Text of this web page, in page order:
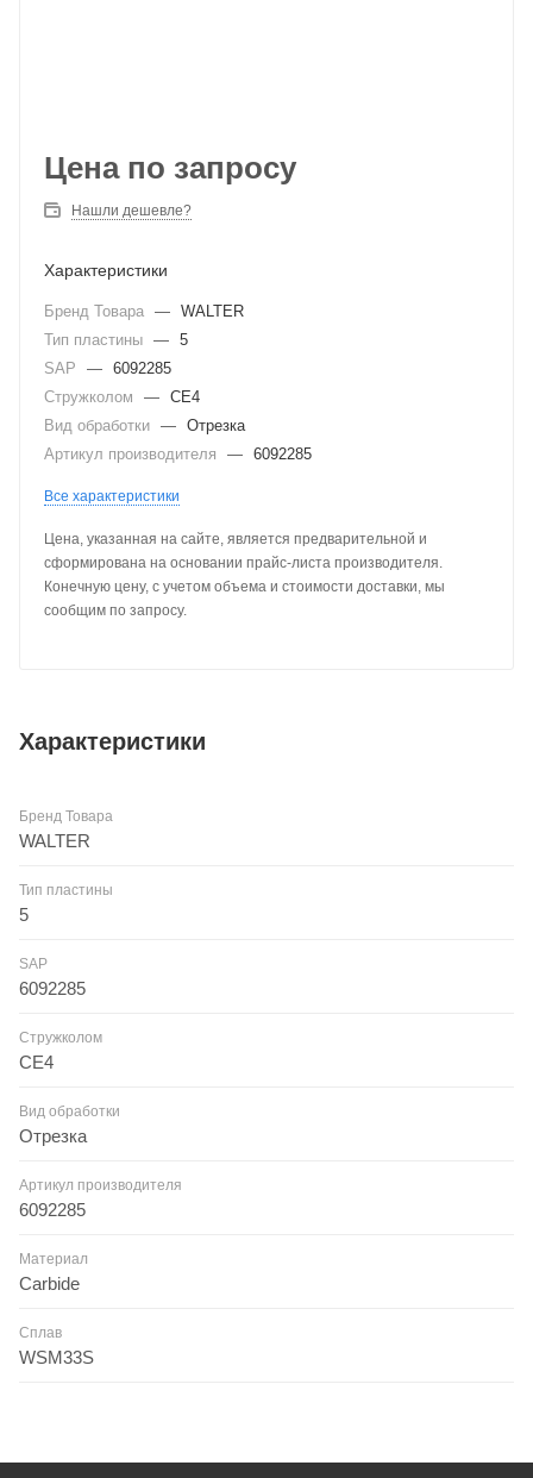
Цена по запросу
Нашли дешевле?
Характеристики
Бренд Товара — WALTER
Тип пластины — 5
SAP
— 6092285
Стружколом
— CE4
Вид обработки — Отрезка
Артикул производителя
— 6092285
Все характеристики
Цена, указанная на сайте, является предварительной и
сформирована на основании прайс-листа производителя.
Конечную цену, с учетом объема и стоимости доставки, мы
сообщим по запросу.
Характеристики
Бренд Товара
WALTER
Тип пластины
5
SAP
6092285
Стружколом
CE4
Вид обработки
Отрезка
Артикул производителя
6092285
Материал
Carbide
Сплав
WSM33S